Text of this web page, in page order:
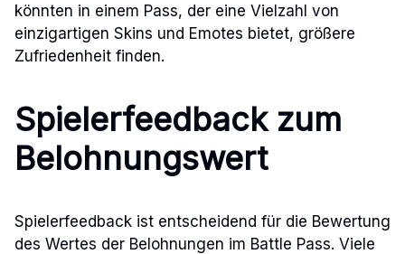
könnten in einem Pass, der eine Vielzahl von
einzigartigen Skins und Emotes bietet, größere
Zufriedenheit finden.
Spielerfeedback zum
Belohnungswert
Spielerfeedback ist entscheidend für die Bewertung
des Wertes der Belohnungen im Battle Pass. Viele